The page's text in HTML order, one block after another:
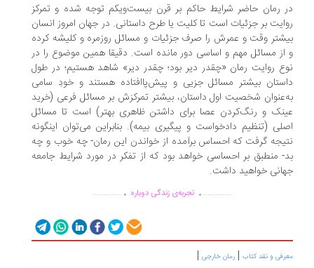
رمان حاضر شرایط حاکم بر قرن بیست‌ویکم توجه شده و تمرکز
بر جزئیات است تا کلیت یا طرح داستانی. در جهان امروز انسان
وقت و عمرش را صرف جزئیات و مسائل روزمره و کلیشه کرده
مسائل مهم و اساسی دور مانده است. دقیقا همین موضوع را در
روایت رمان «چقدر دیر بود؛ چقدر دیر» شاهد هستیم؛ در طول
بیشتر مسائل جزیی و پیش‌پا‌افتاده هستند و خودِ سامی
شخصیت اول داستان، بیشتر تمرکزش بر مسائل فرعی (خرید
و رنگ‌کردن عصا برای داشتن ظاهری بهتر) است تا مسائل
(تنظیم دادخواست و پیگیری بیمه). بنابراین می‌توان اینگونه
گرفت که احساس برآمده از خواندن این رمان- چه خوب و چه
منطبق بر احساسی خواهد بود که از تفکر در مورد شرایط جامعه
خواهید داشت.
...............تجربه‌ی زندگی دوباره ...............
و نقد کتاب|رمان خارجی|